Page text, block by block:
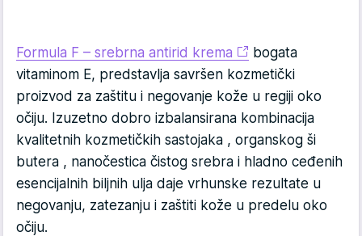
Formula F – srebrna antirid krema
bogata
vitaminom E, predstavlja savršen kozmetički
proizvod za zaštitu i negovanje kože u regiji oko
očiju. Izuzetno dobro izbalansirana kombinacija
kvalitetnih kozmetičkih sastojaka , organskog ši
butera , nanočestica čistog srebra i hladno ceđenih
esencijalnih biljnih ulja daje vrhunske rezultate u
negovanju, zatezanju i zaštiti kože u predelu oko
očiju.